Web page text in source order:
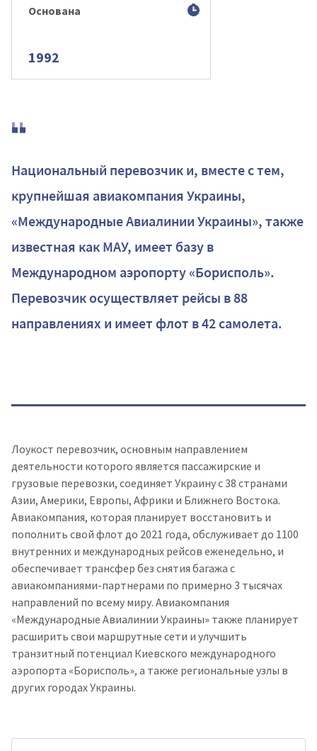
Основана
1992
Национальный перевозчик и, вместе с тем,
крупнейшая авиакомпания Украины,
«Международные Авиалинии Украины», также
известная как МАУ, имеет базу в
Международном аэропорту «Борисполь».
Перевозчик осуществляет рейсы в 88
направлениях и имеет флот в 42 самолета.
Лоукост перевозчик, основным направлением
деятельности которого является пассажирские и
грузовые перевозки, соединяет Украину с 38 странами
Азии, Америки, Европы, Африки и Ближнего Востока.
Авиакомпания, которая планирует восстановить и
пополнить свой флот до 2021 года, обслуживает до 1100
внутренних и международных рейсов еженедельно, и
обеспечивает трансфер без снятия багажа с
авиакомпаниями-партнерами по примерно 3 тысячах
направлений по всему миру. Авиакомпания
«Международные Авиалинии Украины» также планирует
расширить свои маршрутные сети и улучшить
транзитный потенциал Киевского международного
аэропорта «Борисполь», а также региональные узлы в
других городах Украины.